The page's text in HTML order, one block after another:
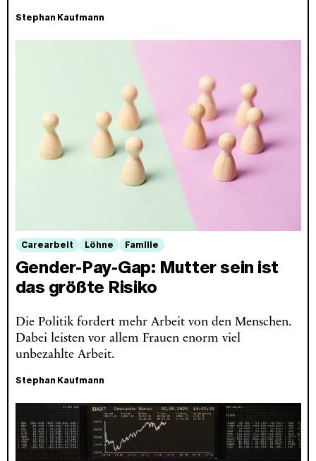
Stephan Kaufmann
Carearbeit Löhne Familie
Gender-Pay-Gap: Mutter sein ist
das größte Risiko
Die Politik fordert mehr Arbeit von den Menschen.
Dabei leisten vor allem Frauen enorm viel
unbezahlte Arbeit.
Stephan Kaufmann